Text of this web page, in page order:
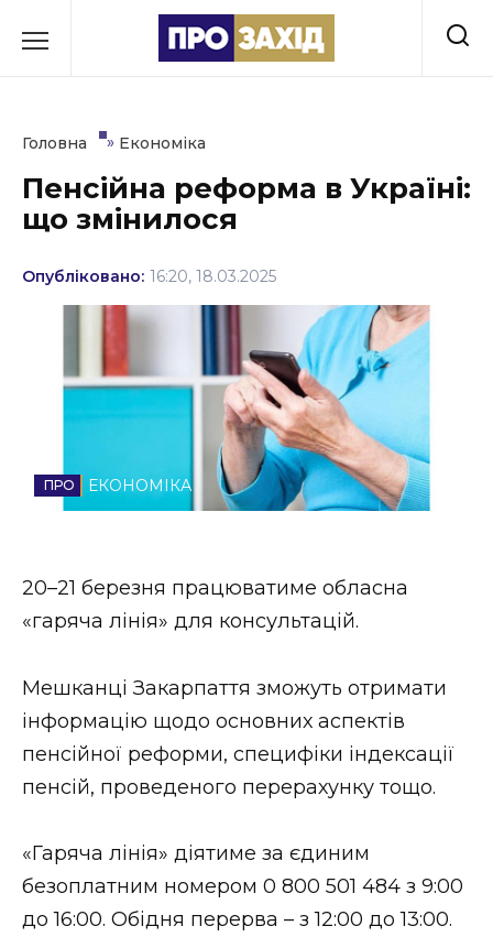
до
Культура
Освіта
Політика
Соціум
Стиль життя
Втрачений Ужгород (відеоверсія)
ЗАКАРПАТСЬКІ НОВИНИ
ФОТО
Головна » Економіка
Пенсійна реформа в Україні:
що змінилося
Опубліковано: 16:20, 18.03.2025
ЕКОНОМІКА
20–21 березня працюватиме обласна
«гаряча лінія» для консультацій.
Мешканці Закарпаття зможуть отримати
інформацію щодо основних аспектів
пенсійної реформи, специфіки індексації
пенсій, проведеного перерахунку тощо.
«Гаряча лінія» діятиме за єдиним
безоплатним номером 0 800 501 484 з 9:00
до 16:00. Обідня перерва – з 12:00 до 13:00.